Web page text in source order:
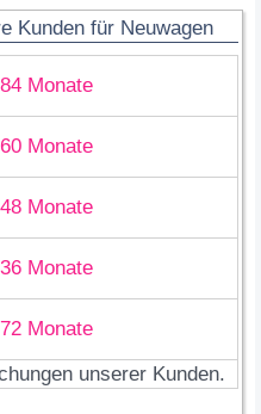
Kunden für Neuwagen
84 Monate
60 Monate
48 Monate
36 Monate
72 Monate
unserer Kunden.